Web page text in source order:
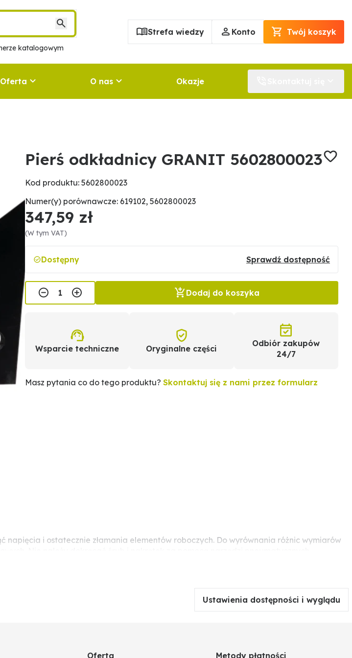
katalogowym
Strefa wiedzy Konto Twój koszyk
Oferta O nas Okazje
Pierś odkładnicy GRANIT 5602800023
Kod produktu: 5602800023
Numer(y) porównawcze: 619102, 5602800023
347,59 zł
(W tym VAT)
Dostępny Sprawdź dostępność
Dodaj do koszyka
Wsparcie techniczne Oryginalne części
Odbiór zakupów
24/7
Masz pytania co do tego produktu? Skontaktuj się z nami przez formularz
napięcia i ostatecznie złamania elementów roboczych. Do wyrównania różnic wymiarów
Ustawienia dostępności i wyglądu
Oferta Metody płatności